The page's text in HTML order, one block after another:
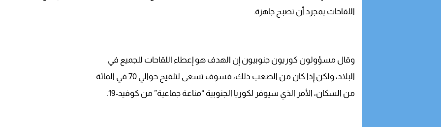
اللقاحات بمجرد أن تصبح جاهزة.
وقال مسؤولون كوريون جنوبيون إن الهدف هو إعطاء اللقاحات للجميع في
البلاد، ولكن إذا كان من الصعب ذلك، فسوف تسعى لتلقيح حوالي 70 في المائة
من السكان، الأمر الذي سيوفر لكوريا الجنوبية “مناعة جماعية” من كوفيد-19.